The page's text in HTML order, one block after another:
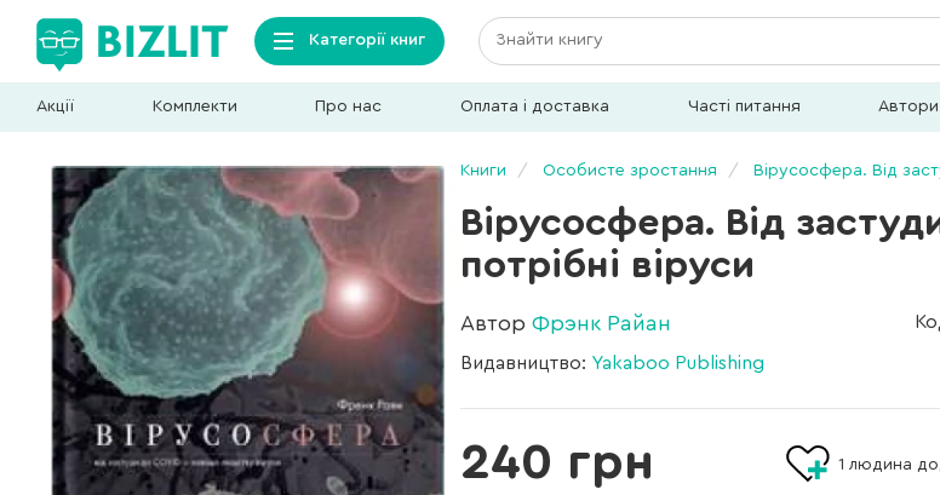
Категорії книг
Акції Комплекти Про нас Оплата і доставка Часті питання Автори
Книги Особисте зростання Вірусосфера. Від
Вірусосфера. Від
потрібні віруси
Автор Фрэнк Райан
Видавництво: Yakaboo Publishing
240 грн 1 людина